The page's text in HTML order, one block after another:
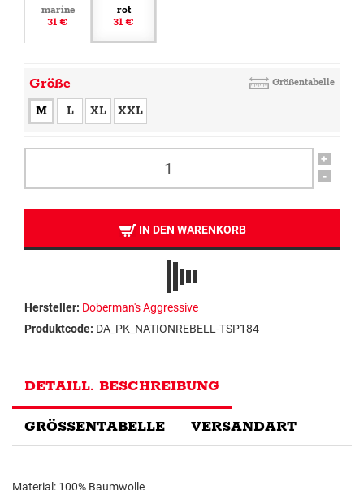
marine
31 €
rot
31 €
Größe Größentabelle
M L XL XXL
+
-
IN DEN WARENKORB
Hersteller: Doberman's Aggressive
Produktcode: DA_PK_NATIONREBELL-TSP184
DETAILL. BESCHREIBUNG
GRÖSSENTABELLE VERSANDART
Material: 100% Baumwolle